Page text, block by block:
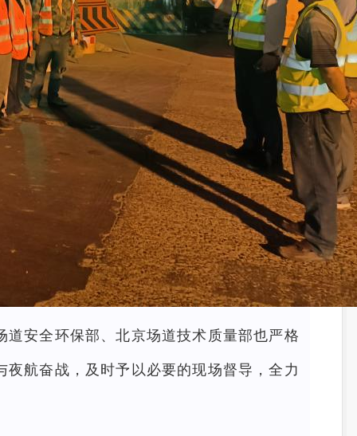
安全环保部、北京场道技术质量部也严格
航奋战，及时予以必要的现场督导，全力